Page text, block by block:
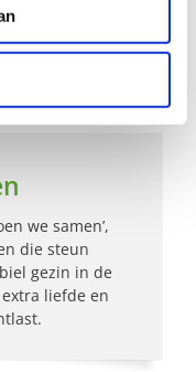
we samen’,
die steun
gezin in de
liefde en